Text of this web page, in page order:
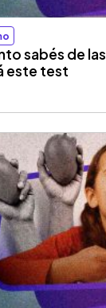
sabés de
este test